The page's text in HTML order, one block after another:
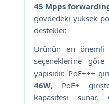
45 Mpps
gövdedeki yüksek
destekler.
Ürünün en önemli
seçeneklerine
yapısıdır. PoE+++
46W, PoE+
kapasitesi sunar.